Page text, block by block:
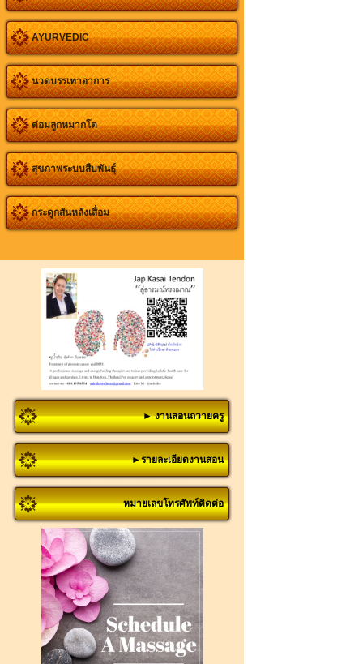
AYURVEDIC
นวดบรรเทาอาการ
ต่อมลูกหมากโต
สุขภาพระบบสืบพันธุ์
กระดูกสันหลังเสื่อม
► งานสอนถวายครู
►รายละเอียดงานสอน
หมายเลขโทรศัพท์ติดต่อ